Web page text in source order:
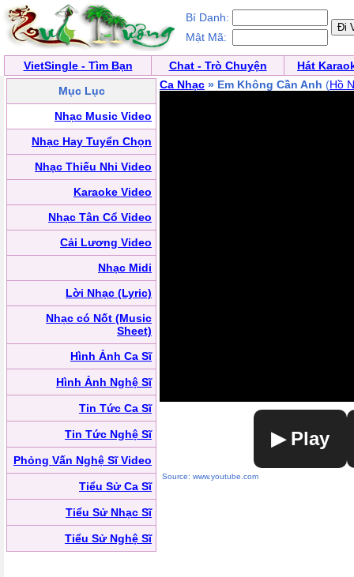
Bí Danh:
Mật Mã:
VietSingle - Tìm Bạn Chat - Trò Chuyện
Hát
Mục Lục
Nhạc Music Video
Nhạc Hay Tuyển Chọn
Nhạc Thiếu Nhi Video
Karaoke Video
Nhạc Tân Cổ Video
Cải Lương Video
Nhạc Midi
Lời Nhạc (Lyric)
Nhạc có Nốt (Music
Sheet)
Hình Ảnh Ca Sĩ
Hình Ảnh Nghệ Sĩ
Tin Tức Ca Sĩ
Tin Tức Nghệ Sĩ
Phỏng Vấn Nghệ Sĩ Video
Tiểu Sử Ca Sĩ
Tiểu Sử Nhạc Sĩ
Tiểu Sử Nghệ Sĩ
Ca Nhạc » Em Không Cần Anh (Hồ
▶ Play
Source: www.youtube.com